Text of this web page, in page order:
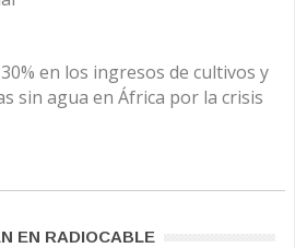
en los ingresos de cultivos y
sin agua en África por la crisis
EN RADIOCABLE